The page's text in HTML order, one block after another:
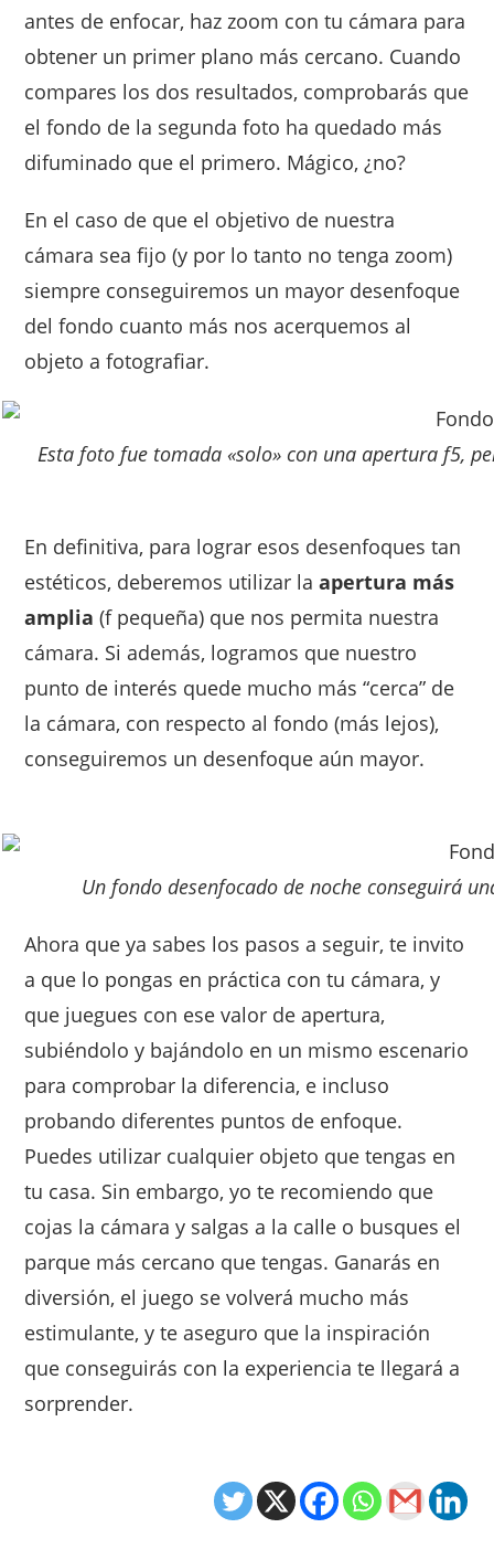
antes de enfocar, haz zoom con tu cámara para
obtener un primer plano más cercano. Cuando
compares los dos resultados, comprobarás que
el fondo de la segunda foto ha quedado más
difuminado que el primero. Mágico, ¿no?
En el caso de que el objetivo de nuestra
cámara sea fijo (y por lo tanto no tenga zoom)
siempre conseguiremos un mayor desenfoque
del fondo cuanto más nos acerquemos al
objeto a fotografiar.
Esta foto fue tomada «solo» con una apertura f5,
En definitiva, para lograr esos desenfoques tan
estéticos, deberemos utilizar laapertura más
amplia(f pequeña) que nos permita nuestra
cámara. Si además, logramos que nuestro
punto de interés quede mucho más “cerca” de
la cámara, con respecto al fondo (más lejos),
conseguiremos un desenfoque aún mayor.
Un fondo desenfocado de noche conseguirá
Ahora que ya sabes los pasos a seguir, te invito
a que lo pongas en práctica con tu cámara, y
que juegues con ese valor de apertura,
subiéndolo y bajándolo en un mismo escenario
para comprobar la diferencia, e incluso
probando diferentes puntos de enfoque.
Puedes utilizar cualquier objeto que tengas en
tu casa. Sin embargo, yo te recomiendo que
cojas la cámara y salgas a la calle o busques el
parque más cercano que tengas. Ganarás en
diversión, el juego se volverá mucho más
estimulante, y te aseguro que la inspiración
que conseguirás con la experiencia te llegará a
sorprender.